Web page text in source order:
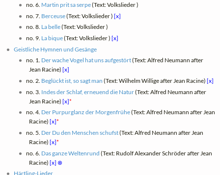
no. 6. Martin prit sa serpe(Text: Volkslieder )
no. 7. Berceuse(Text: Volkslieder ) [x]
no. 8. La belle(Text: Volkslieder )
no. 9. La bique(Text: Volkslieder ) [x]
Geistliche Hymnen und Gesänge
no. 1. Der wache Vogel hat uns aufgestört(Text: Alfred Neumann after
Jean Racine)[x]
no. 2. Beglückt ist, so sagt man (Text: Wilhelm Willige after Jean Racine) [x]
no. 3. Indes der Schlaf, erneuend die Natur(Text: Alfred Neumann after
Jean Racine)[x]*
no. 4. Der Purpurglanz der Morgenfrühe(Text: Alfred Neumann after Jean
Racine)[x]*
no. 5. Der Du den Menschen schufst(Text: Alfred Neumann after Jean
Racine)[x]*
no. 6. Das ganze Weltenrund (Text: Rudolf Alexander Schröder after Jean
Racine)[x] ⊗
Härtling-Lieder